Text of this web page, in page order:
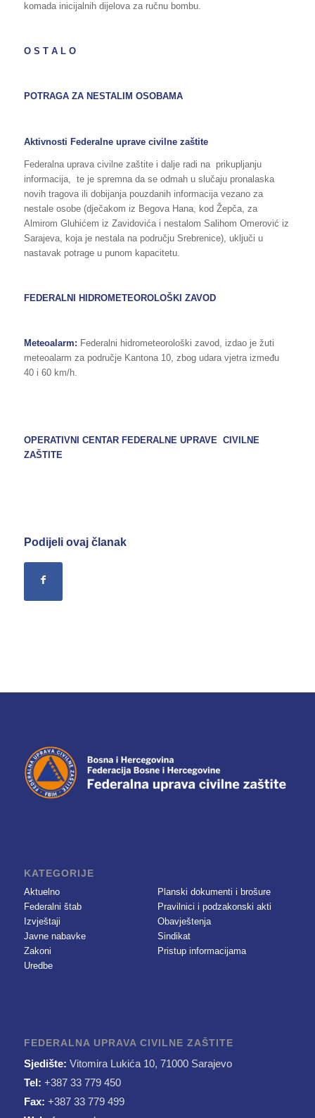
komada inicijalnih dijelova za ručnu bombu.
O S T A L O
POTRAGA ZA NESTALIM OSOBAMA
Aktivnosti Federalne uprave civilne zaštite
Federalna uprava civilne zaštite i dalje radi na prikupljanju
informacija, te je spremna da se odmah u slučaju pronalaska
novih tragova ili dobijanja pouzdanih informacija vezano za
nestale osobe (dječakom iz Begova Hana, kod Žepča, za
Almirom Gluhićem iz Zavidovića i nestalom Salihom Omerović iz
Sarajeva, koja je nestala na području Srebrenice), uključi u
nastavak potrage u punom kapacitetu.
FEDERALNI HIDROMETEOROLOŠKI ZAVOD
Meteoalarm: Federalni hidrometeorološki zavod, izdao je žuti
meteoalarm za područje Kantona 10, zbog udara vjetra između
40 i 60 km/h.
OPERATIVNI CENTAR FEDERALNE UPRAVE CIVILNE
ZAŠTITE
Podijeli ovaj članak
KATEGORIJE
Aktuelno
Federalni štab
Izvještaji
Javne nabavke
Zakoni
Uredbe
Planski dokumenti i brošure
Pravilnici i podzakonski akti
Obavještenja
Sindikat
Pristup informacijama
FEDERALNA UPRAVA CIVILNE ZAŠTITE
Sjedište: Vitomira Lukića 10, 71000 Sarajevo
Tel: +387 33 779 450
Fax: +387 33 779 499